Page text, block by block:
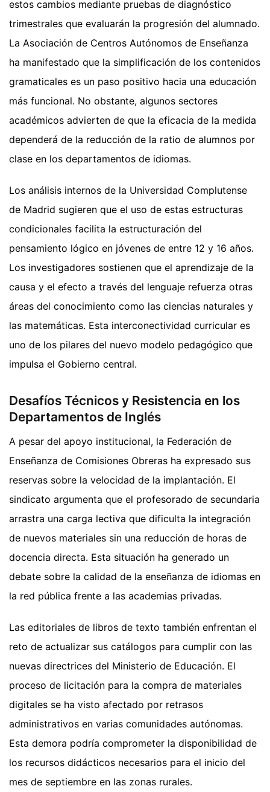
estos cambios mediante pruebas de diagnóstico
trimestrales que evaluarán la progresión del alumnado.
La Asociación de Centros Autónomos de Enseñanza
ha manifestado que la simplificación de los contenidos
gramaticales es un paso positivo hacia una educación
más funcional. No obstante, algunos sectores
académicos advierten de que la eficacia de la medida
dependerá de la reducción de la ratio de alumnos por
clase en los departamentos de idiomas.
Los análisis internos de la Universidad Complutense
de Madrid sugieren que el uso de estas estructuras
condicionales facilita la estructuración del
pensamiento lógico en jóvenes de entre 12 y 16 años.
Los investigadores sostienen que el aprendizaje de la
causa y el efecto a través del lenguaje refuerza otras
áreas del conocimiento como las ciencias naturales y
las matemáticas. Esta interconectividad curricular es
uno de los pilares del nuevo modelo pedagógico que
impulsa el Gobierno central.
Desafíos Técnicos y Resistencia en los
Departamentos de Inglés
A pesar del apoyo institucional, la Federación de
Enseñanza de Comisiones Obreras ha expresado sus
reservas sobre la velocidad de la implantación. El
sindicato argumenta que el profesorado de secundaria
arrastra una carga lectiva que dificulta la integración
de nuevos materiales sin una reducción de horas de
docencia directa. Esta situación ha generado un
debate sobre la calidad de la enseñanza de idiomas en
la red pública frente a las academias privadas.
Las editoriales de libros de texto también enfrentan el
reto de actualizar sus catálogos para cumplir con las
nuevas directrices del Ministerio de Educación. El
proceso de licitación para la compra de materiales
digitales se ha visto afectado por retrasos
administrativos en varias comunidades autónomas.
Esta demora podría comprometer la disponibilidad de
los recursos didácticos necesarios para el inicio del
mes de septiembre en las zonas rurales.